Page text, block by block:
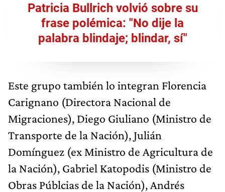
Patricia Bullrich volvió sobre su
frase polémica: "No dije la
palabra blindaje; blindar, sí"
Este grupo también lo integran Florencia
Carignano (Directora Nacional de
Migraciones), Diego Giuliano (Ministro de
Transporte de la Nación), Julián
Domínguez (ex Ministro de Agricultura de
la Nación), Gabriel Katopodis (Ministro de
Obras Públcias de la Nación), Andrés